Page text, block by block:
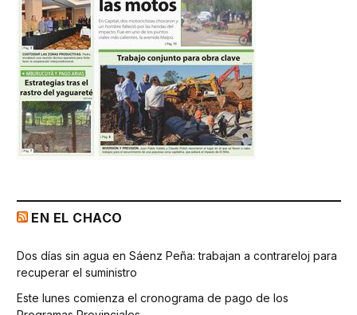
EN EL CHACO
Dos días sin agua en Sáenz Peña: trabajan a contrareloj para
recuperar el suministro
Este lunes comienza el cronograma de pago de los